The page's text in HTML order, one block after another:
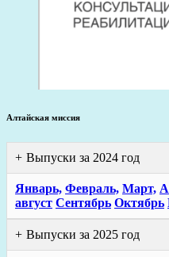
Алтайская миссия
Выпуски за 2024 год
Январь, Февраль, Март,
август Сентябрь Октябрь
Выпуски за 2025 год